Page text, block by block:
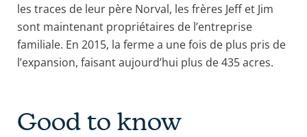
les traces de leur père Norval, les frères Jeff et Jim
sont maintenant propriétaires de l’entreprise
familiale. En 2015, la ferme a une fois de plus pris de
l’expansion, faisant aujourd’hui plus de 435 acres.
Good to know